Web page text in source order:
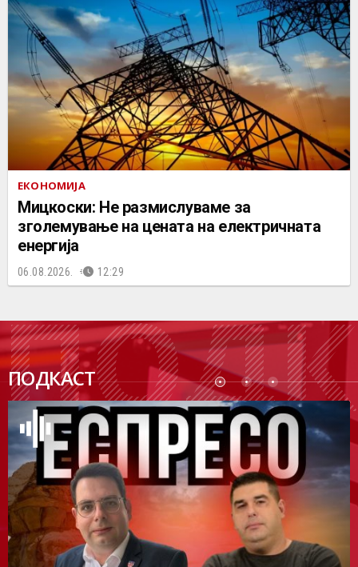
ЕКОНОМИЈА
Мицкоски: Не размислуваме за
зголемување на цената на електричната
енергија
06.08.2026. 12:29
ПОДКАСТ
ПОДК
АСТ